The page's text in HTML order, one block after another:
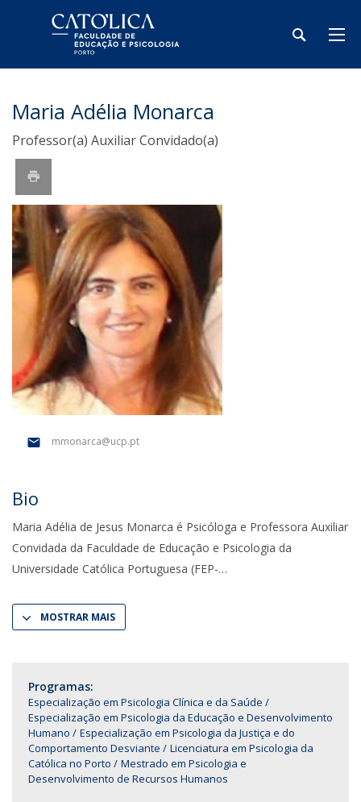
Maria Adélia Monarca
Professor(a) Auxiliar Convidado(a)
mmonarca@ucp.pt
Bio
Maria Adélia de Jesus Monarca é Psicóloga e Professora Auxiliar
Convidada da Faculdade de Educação e Psicologia da
Universidade Católica Portuguesa (FEP-
MOSTRAR MAIS
Programas:
Especialização em Psicologia Clínica e da Saúde
Especialização em Psicologia da Educação e Desenvolvimento
Humano
Especialização em Psicologia da Justiça e do
Comportamento Desviante
Licenciatura em Psicologia da
Católica no Porto
Mestrado em Psicologia e
Desenvolvimento de Recursos Humanos